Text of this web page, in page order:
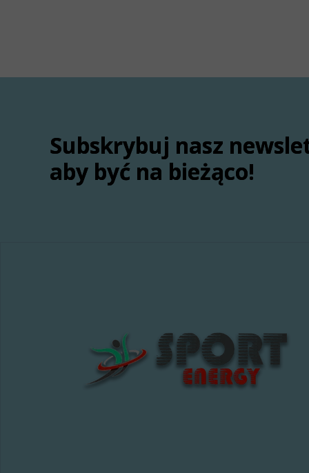
Subskrybuj nasz
aby być na bieżąco!